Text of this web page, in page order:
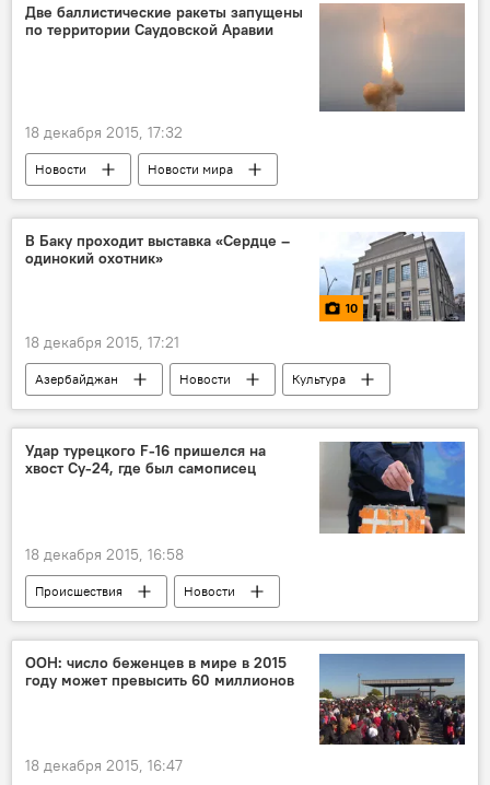
Две баллистические ракеты запущены
по территории Саудовской Аравии
18 декабря 2015, 17:32
Новости Новости мира
В Баку проходит выставка «Сердце –
одинокий охотник»
10
18 декабря 2015, 17:21
Азербайджан Новости
Культура
ЖИЗНЬ
Фото МУЛЬТИМЕДИА
Удар турецкого F-16 пришелся на
хвост Су-24, где был самописец
18 декабря 2015, 16:58
Происшествия
Новости
Новости мира
Россия ЖИЗНЬ
ООН: число беженцев в мире в 2015
году может превысить 60 миллионов
18 декабря 2015, 16:47